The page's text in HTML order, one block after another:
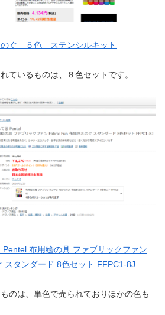
のぐ ５色 ステンシルキット
ているものは、８色セットです。
Pentel 布用絵の具 ファブリックファン
スタンダード 8色セット FFPC1-8J
のは、単色で売られておりほかの色も